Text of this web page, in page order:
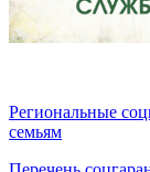
Региональные
семьям